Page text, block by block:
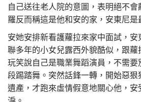
自己送往老人院的意圖，表明絕不
羅反而稱這是他和安的家，安東尼是
安她安排新看護蘿拉來家中面試，
聯多年的小女兒露西外貌酷似，跟
玩笑說自己是職業舞蹈演員，不需
段踢踏舞。突然話鋒一轉，開始惡
遺產，才跑來虛情假意地關心他，